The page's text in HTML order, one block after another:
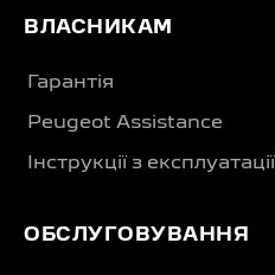
ВЛАСНИКАМ
Гарантія
Peugeot Assistance
Інструкції з експлуатації
ОБСЛУГОВУВАННЯ